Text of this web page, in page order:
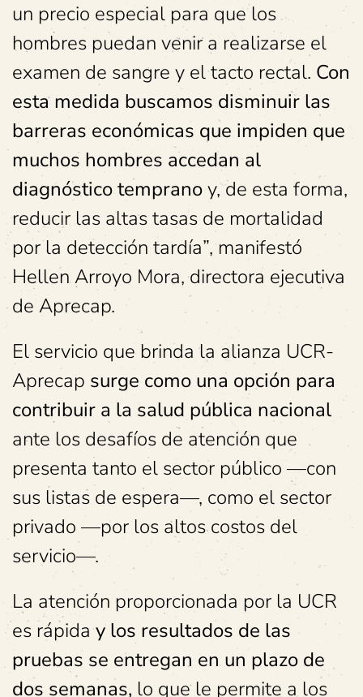
un precio especial para que los
hombres puedan venir a realizarse el
examen de sangre y el tacto rectal. Con
esta medida buscamos disminuir las
barreras económicas que impiden que
muchos hombres accedan al
diagnóstico tempranoy, de esta forma,
reducir las altas tasas de mortalidad
por la detección tardía”, manifestó
Hellen Arroyo Mora, directora ejecutiva
de Aprecap.
El servicio que brinda la alianza UCR-
Aprecap surge como una opción para
contribuir a la salud pública nacional
ante los desafíos de atención que
presenta tanto el sector público —con
sus listas de espera—, como el sector
privado —por los altos costos del
servicio—.
La atención proporcionada por la UCR
es rápiday los resultados de las
pruebas se entregan en un plazo de
dos semanas, lo que le permite a los